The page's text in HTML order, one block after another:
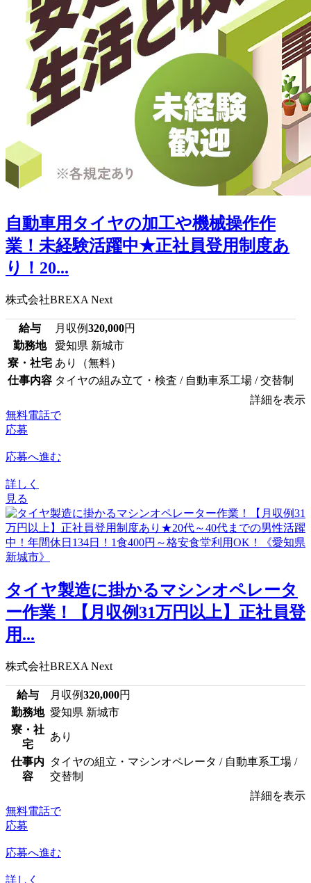
自動車用タイヤの加工や機械操作作
業！未経験活躍中★正社員登用制度あ
り！20...
株式会社BREXA Next
給与 月収例320,000円
勤務地
愛知県 新城市
寮・社宅 あり（無料）
仕事内容 タイヤの組み立て・検査 / 自動車系工場 / 交替制
詳細を表示
無料電話で
応募
応募へ進む
詳しく
見る
タイヤ製造に掛かるマシンオペレータ
ー作業！【月収例31万円以上】正社員登
用...
株式会社BREXA Next
給与 月収例320,000円
勤務地 愛知県 新城市
寮・社
宅
あり
仕事内
容
タイヤの組立・マシンオペレータ / 自動車系工場 /
交替制
詳細を表示
無料電話で
応募
応募へ進む
詳しく